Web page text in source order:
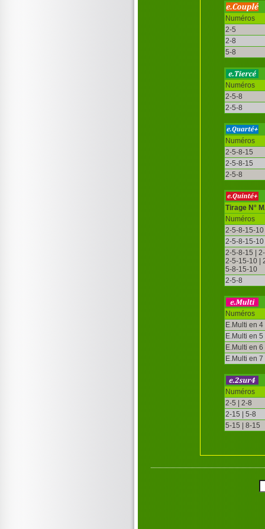
Numéros
2-5
2-8
5-8
Numéros
2-5-8
2-5-8
Numéros
2-5-8-15
2-5-8-15
2-5-8
Tirage N°
Numéros
2-5-8-15-10
2-5-8-15-10
2-5-8-15 |
2-5-15-10 |
5-8-15-10
2-5-8
Numéros
E.Multi en 4
E.Multi en 5
E.Multi en 6
E.Multi en 7
Numéros
2-5 | 2-8
2-15 | 5-8
5-15 | 8-15